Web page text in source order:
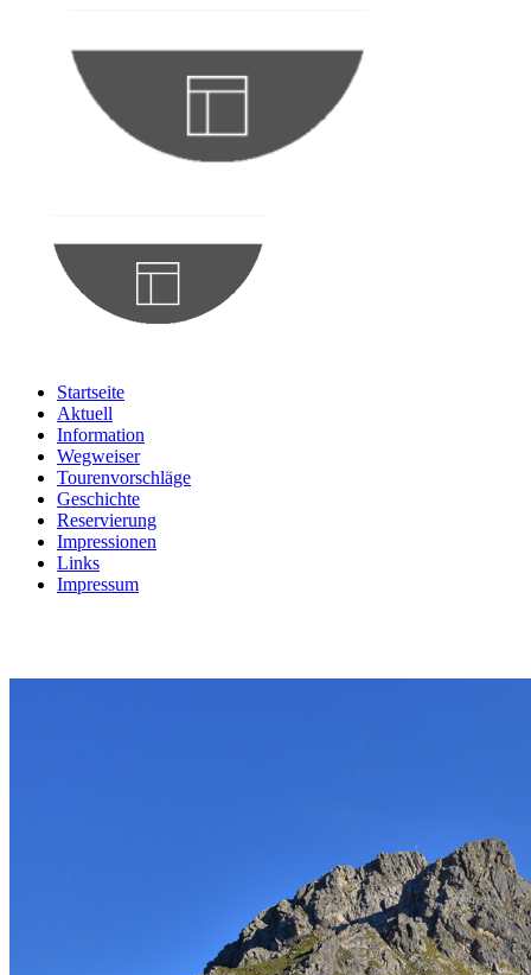
Startseite
Aktuell
Information
Wegweiser
Tourenvorschläge
Geschichte
Reservierung
Impressionen
Links
Impressum